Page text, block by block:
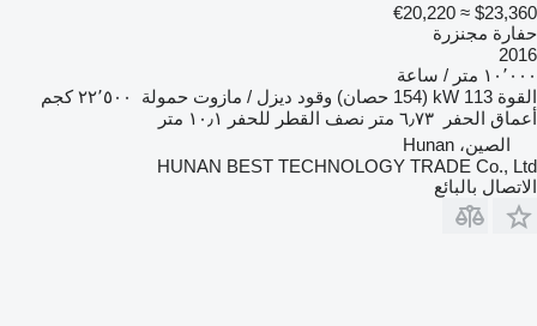
$23,360
≈ €20,220
حفارة مجنزرة
2016
١٠٬٠٠٠ متر / ساعة
القوة 113 kW (154 حصان) وقود ديزل / مازوت حمولة
٢٢٬٥٠٠ كجم
أعماق الحفر
٦٫٧٣ متر نصف القطر للحفر
١٠٫١ متر
الصين، Hunan
HUNAN BEST TECHNOLOGY TRADE Co., Ltd
الاتصال بالبائع